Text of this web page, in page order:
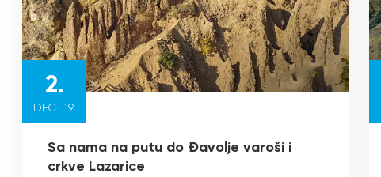
2.
DEC. `19.
Sa nama na putu do Đavolje varoši i
crkve Lazarice